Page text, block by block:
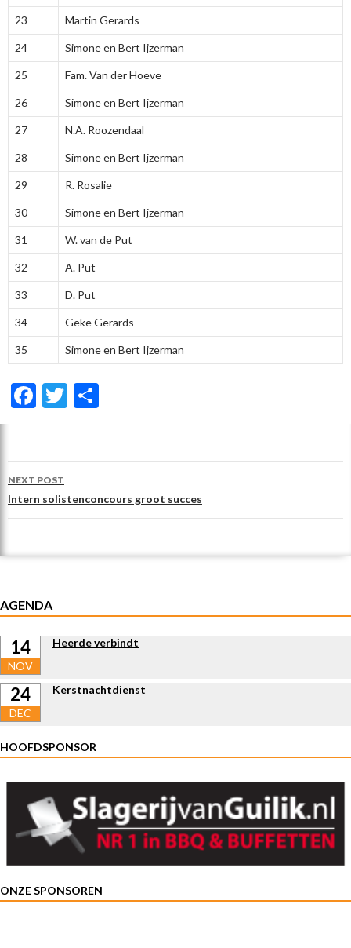
23 Martin Gerards
24 Simone en Bert Ijzerman
25 Fam. Van der Hoeve
26 Simone en Bert Ijzerman
27 N.A. Roozendaal
28 Simone en Bert Ijzerman
29 R. Rosalie
30 Simone en Bert Ijzerman
31 W. van de Put
32 A. Put
33 D. Put
34 Geke Gerards
35 Simone en Bert Ijzerman
F
b
o
o
T
er n
Post
navigation
NEXT POST
Intern solistenconcours groot succes
AGENDA
14
NOV
Heerde verbindt
24
DEC
Kerstnachtdienst
HOOFDSPONSOR
ONZE SPONSOREN